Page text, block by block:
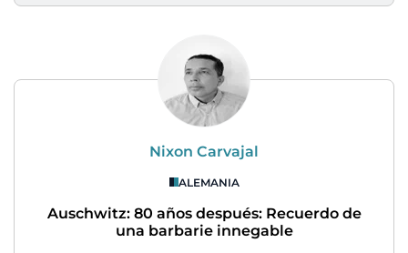
Nixon Carvajal
ALEMANIA
Auschwitz: 80 años después: Recuerdo de
una barbarie innegable